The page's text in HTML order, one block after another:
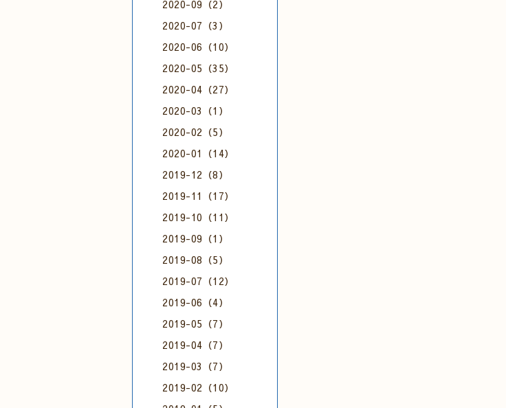
2020-09（2）
2020-07（3）
2020-06（10）
2020-05（35）
2020-04（27）
2020-03（1）
2020-02（5）
2020-01（14）
2019-12（8）
2019-11（17）
2019-10（11）
2019-09（1）
2019-08（5）
2019-07（12）
2019-06（4）
2019-05（7）
2019-04（7）
2019-03（7）
2019-02（10）